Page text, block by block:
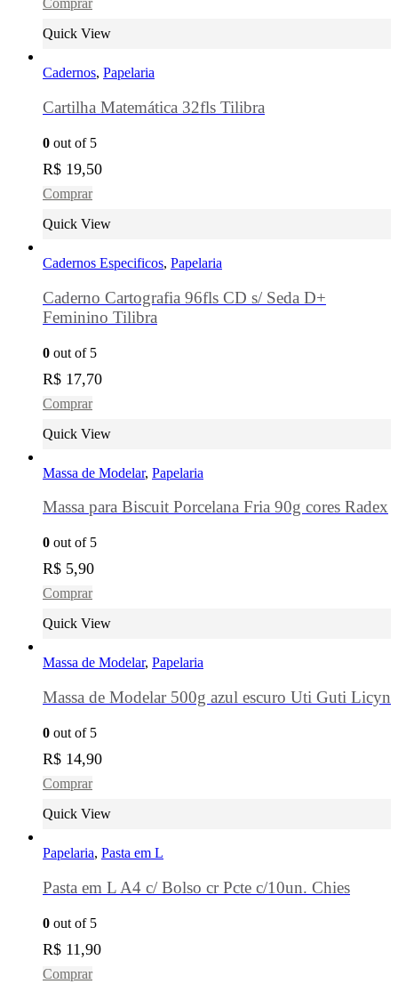
Comprar
Quick View
Cadernos, Papelaria
Cartilha Matemática 32fls Tilibra
0 out of 5
R$ 19,50
Comprar
Quick View
Cadernos Especificos, Papelaria
Caderno Cartografia 96fls CD s/ Seda D+
Feminino Tilibra
0 out of 5
R$ 17,70
Comprar
Quick View
Massa de Modelar, Papelaria
Massa para Biscuit Porcelana Fria 90g cores Radex
0 out of 5
R$ 5,90
Comprar
Quick View
Massa de Modelar, Papelaria
Massa de Modelar 500g azul escuro Uti Guti Licyn
0 out of 5
R$ 14,90
Comprar
Quick View
Papelaria, Pasta em L
Pasta em L A4 c/ Bolso cr Pcte c/10un. Chies
0 out of 5
R$ 11,90
Comprar